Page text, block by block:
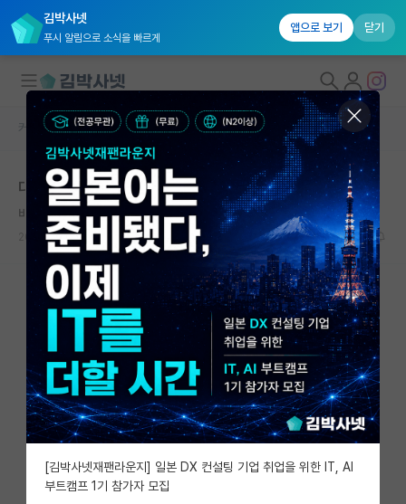
김박사넷
푸시 알림으로 소식을 빠르게
앱으로 보기 닫기
대학원생 모집
국내대학원 정보
연구실&오픈랩
커뮤니티
커뮤니티 홈
전체글보기
베스트 게시판
IF 명예의전당
자유 게시판(아무개랩)
미국 유학 게시판
커뮤니티 홈 자유 게시판(아무개랩)
대학원생은 IS와 같습니다
비관적인 윌리엄 켈빈
2023.10.12 3 6602
[김박사넷재팬라운지] 일본 DX 컨설팅 기업 취업을 위한 IT, AI
부트캠프 1기 참가자 모집